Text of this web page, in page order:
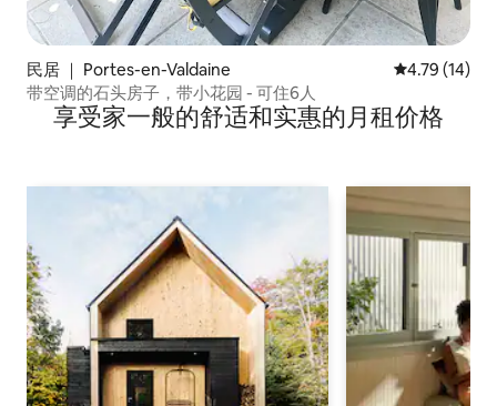
民居 ｜ Portes-en-Valdaine 平均评分
4.79 (14)
带空调的石头房子，带小花园 - 可住6人
享受家一般的舒适和实惠的月租价格